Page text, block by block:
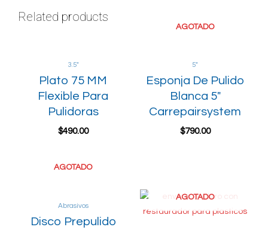
Related products
3.5"
Plato 75 MM
Flexible Para
Pulidoras
$490.00
AGOTADO
5"
Esponja De Pulido
Blanca 5″
Carrepairsystem
$790.00
AGOTADO
Abrasivos
Disco Prepulido
AGOTADO